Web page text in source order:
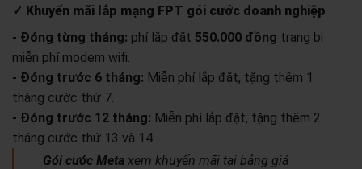
✓ Khuyến mãi lắp mạng FPT gói cước doanh nghiệp
- Đóng từng tháng: phí lắp đặt 550.000 đồng trang bị
miễn phí modem wifi.
- Đóng trước 6 tháng: Miễn phí lắp đặt, tặng thêm 1
tháng cước thứ 7.
- Đóng trước 12 tháng: Miễn phí lắp đặt, tặng thêm 2
tháng cước thứ 13 và 14.
Gói cước Meta xem khuyến mãi tại bảng giá